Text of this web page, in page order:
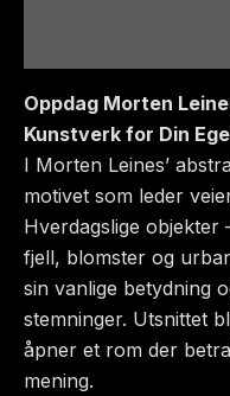
Oppdag Morten
Kunstverk for Din
I Morten Leines’
motivet som leder
Hverdagslige objekter
fjell, blomster og
sin vanlige betydning
stemninger. Utsnittet
åpner et rom der
mening.